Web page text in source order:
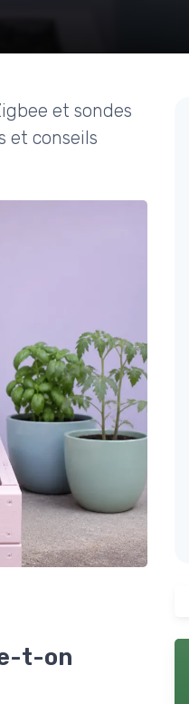
et sondes
et conseils
t-on